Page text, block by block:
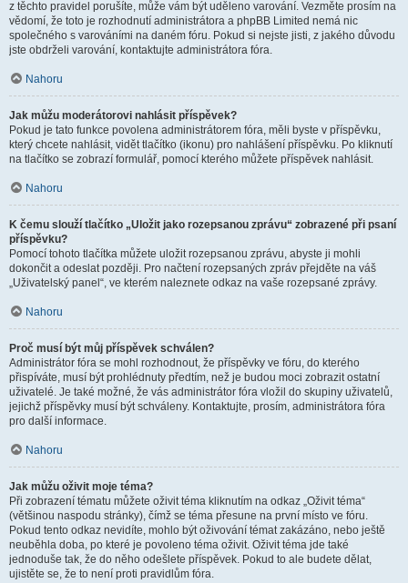
z těchto pravidel porušíte, může vám být uděleno varování. Vezměte prosím na
vědomí, že toto je rozhodnutí administrátora a phpBB Limited nemá nic
společného s varováními na daném fóru. Pokud si nejste jisti, z jakého důvodu
jste obdrželi varování, kontaktujte administrátora fóra.
Nahoru
Jak můžu moderátorovi nahlásit příspěvek?
Pokud je tato funkce povolena administrátorem fóra, měli byste v příspěvku,
který chcete nahlásit, vidět tlačítko (ikonu) pro nahlášení příspěvku. Po kliknutí
na tlačítko se zobrazí formulář, pomocí kterého můžete příspěvek nahlásit.
Nahoru
K čemu slouží tlačítko „Uložit jako rozepsanou zprávu“ zobrazené při psaní
příspěvku?
Pomocí tohoto tlačítka můžete uložit rozepsanou zprávu, abyste ji mohli
dokončit a odeslat později. Pro načtení rozepsaných zpráv přejděte na váš
„Uživatelský panel“, ve kterém naleznete odkaz na vaše rozepsané zprávy.
Nahoru
Proč musí být můj příspěvek schválen?
Administrátor fóra se mohl rozhodnout, že příspěvky ve fóru, do kterého
přispíváte, musí být prohlédnuty předtím, než je budou moci zobrazit ostatní
uživatelé. Je také možné, že vás administrátor fóra vložil do skupiny uživatelů,
jejichž příspěvky musí být schváleny. Kontaktujte, prosím, administrátora fóra
pro další informace.
Nahoru
Jak můžu oživit moje téma?
Při zobrazení tématu můžete oživit téma kliknutím na odkaz „Oživit téma“
(většinou naspodu stránky), čímž se téma přesune na první místo ve fóru.
Pokud tento odkaz nevidíte, mohlo být oživování témat zakázáno, nebo ještě
neuběhla doba, po které je povoleno téma oživit. Oživit téma jde také
jednoduše tak, že do něho odešlete příspěvek. Pokud to ale budete dělat,
ujistěte se, že to není proti pravidlům fóra.